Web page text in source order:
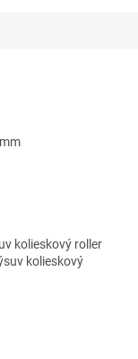
kolieskový roller
kolieskový